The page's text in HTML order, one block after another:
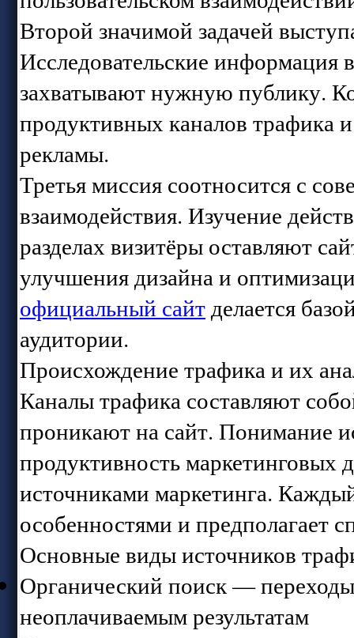
Второй значимой задачей
Исследовательские
захватывают нужную публику.
продуктивных каналов трафика
рекламы.
Третья миссия соотносится с
взаимодействия. Изучение
разделах визитёры оставляют
улучшения дизайна и
официальный сайтделается
аудитории.
Происхождение трафика и их
Каналы трафика составляют
проникают на сайт. Понимание
продуктивность
источниками маркетинга.
особенностями и предполагает
Основные виды источников
Органический поиск —
неоплачиваемым результатам